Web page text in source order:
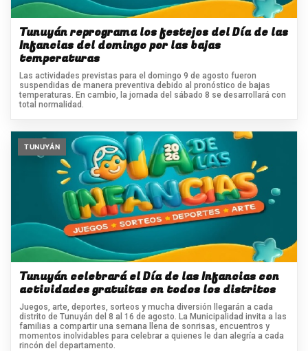
Tunuyán reprograma los festejos del Día de las
Infancias del domingo por las bajas
temperaturas
Las actividades previstas para el domingo 9 de agosto fueron
suspendidas de manera preventiva debido al pronóstico de bajas
temperaturas. En cambio, la jornada del sábado 8 se desarrollará con
total normalidad.
TUNUYÁN
Tunuyán celebrará el Día de las Infancias con
actividades gratuitas en todos los distritos
Juegos, arte, deportes, sorteos y mucha diversión llegarán a cada
distrito de Tunuyán del 8 al 16 de agosto. La Municipalidad invita a las
familias a compartir una semana llena de sonrisas, encuentros y
momentos inolvidables para celebrar a quienes le dan alegría a cada
rincón del departamento.